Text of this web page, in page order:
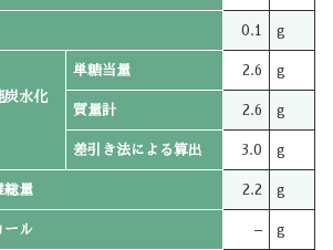
0.1 g
炭水化
単糖当量 2.6 g
質量計 2.6 g
差引き法による算出 3.0 g
総量 2.2 g
ール – g